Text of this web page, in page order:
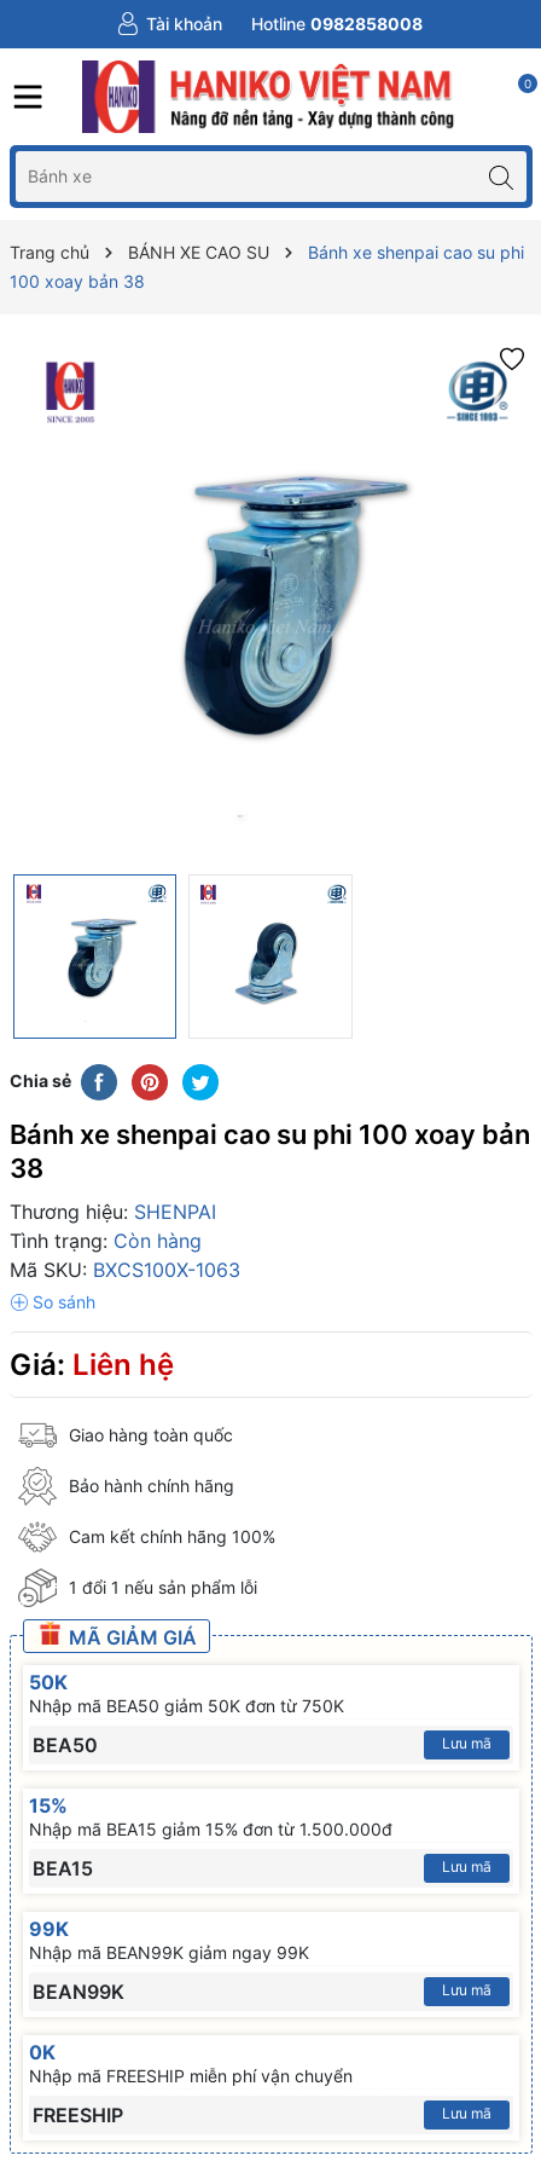
Tài khoản Hotline 0982858008
0
Trang chủ BÁNH XE CAO SU
Bánh xe shenpai cao su phi
100 xoay bản 38
Chia sẻ
Bánh xe shenpai cao su phi 100 xoay bản
38
Thương hiệu: SHENPAI
Tình trạng: Còn hàng
Mã SKU: BXCS100X-1063
Giá: Liên hệ
Giao hàng toàn quốc
Bảo hành chính hãng
Cam kết chính hãng 100%
1 đổi 1 nếu sản phẩm lỗi
MÃ GIẢM GIÁ
50K
Nhập mã BEA50 giảm 50K đơn từ 750K
BEA50 Lưu mã
15%
Nhập mã BEA15 giảm 15% đơn từ 1.500.000đ
BEA15 Lưu mã
99K
Nhập mã BEAN99K giảm ngay 99K
BEAN99K Lưu mã
0K
Nhập mã FREESHIP miễn phí vận chuyển
FREESHIP Lưu mã